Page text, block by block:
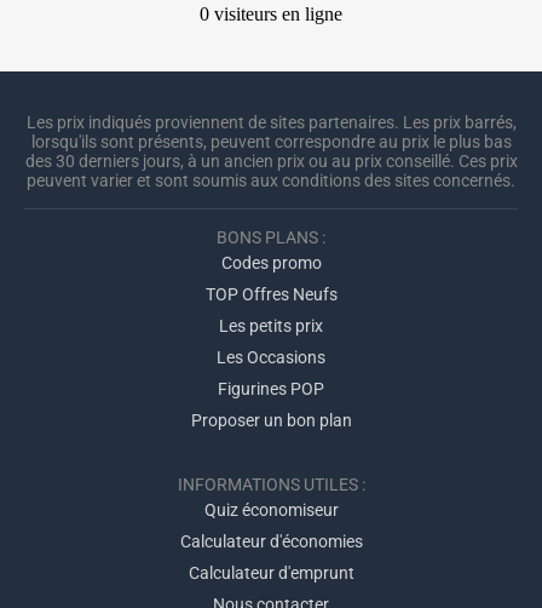
Les prix indiqués proviennent de sites partenaires. Les prix barrés,
lorsqu'ils sont présents, peuvent correspondre au prix le plus bas
des 30 derniers jours, à un ancien prix ou au prix conseillé. Ces prix
peuvent varier et sont soumis aux conditions des sites concernés.
BONS PLANS :
Codes promo
TOP Offres Neufs
Les petits prix
Les Occasions
Figurines POP
Proposer un bon plan
INFORMATIONS UTILES :
Quiz économiseur
Calculateur d'économies
Calculateur d'emprunt